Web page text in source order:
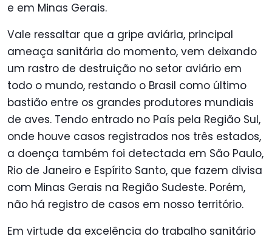
e em Minas Gerais.
Vale ressaltar que a gripe aviária, principal
ameaça sanitária do momento, vem deixando
um rastro de destruição no setor aviário em
todo o mundo, restando o Brasil como último
bastião entre os grandes produtores mundiais
de aves. Tendo entrado no País pela Região Sul,
onde houve casos registrados nos três estados,
a doença também foi detectada em São Paulo,
Rio de Janeiro e Espírito Santo, que fazem divisa
com Minas Gerais na Região Sudeste. Porém,
não há registro de casos em nosso território.
Em virtude da excelência do trabalho sanitário